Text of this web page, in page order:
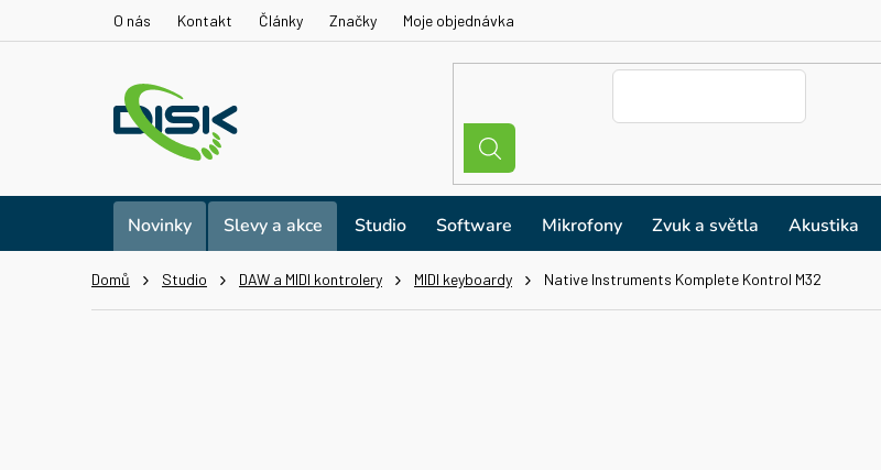
O nás Kontakt Články Značky Moje objednávka
Novinky Slevy a akce Studio Software Mikrofony Zvuk a světla Akustika
Domů Studio DAW a MIDI kontrolery MIDI keyboardy Native Instruments Komplete Kontrol M32